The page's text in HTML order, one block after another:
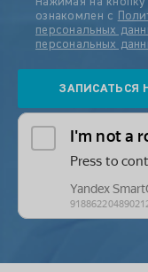
ознакомлен с
персональных
персональных